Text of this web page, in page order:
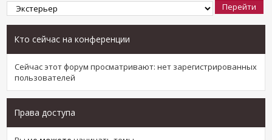
Кто сейчас на конференции
Сейчас этот форум просматривают: нет зарегистрированных
пользователей
Права доступа